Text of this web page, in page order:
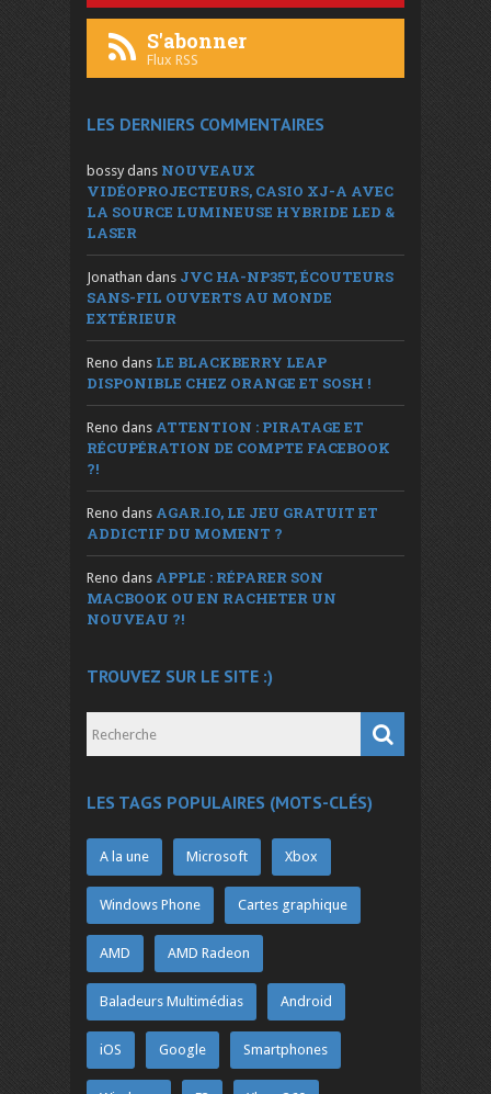
S'abonner
Flux RSS
LES DERNIERS COMMENTAIRES
bossy dans NOUVEAUX
VIDÉOPROJECTEURS, CASIO XJ-A AVEC
LA SOURCE LUMINEUSE HYBRIDE LED &
LASER
Jonathan dans JVC HA-NP35T, ÉCOUTEURS
SANS-FIL OUVERTS AU MONDE
EXTÉRIEUR
Reno dans LE BLACKBERRY LEAP
DISPONIBLE CHEZ ORANGE ET SOSH !
Reno dans ATTENTION : PIRATAGE ET
RÉCUPÉRATION DE COMPTE FACEBOOK
?!
Reno dans AGAR.IO, LE JEU GRATUIT ET
ADDICTIF DU MOMENT ?
Reno dans APPLE : RÉPARER SON
MACBOOK OU EN RACHETER UN
NOUVEAU ?!
TROUVEZ SUR LE SITE :)
LES TAGS POPULAIRES (MOTS-CLÉS)
A la une Microsoft Xbox
Windows Phone Cartes graphique
AMD AMD Radeon
Baladeurs Multimédias Android
iOS Google Smartphones